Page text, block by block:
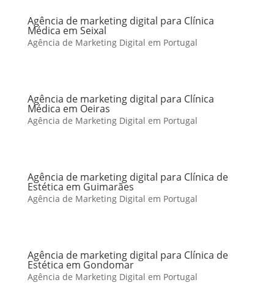
Agência de marketing digital para Clínica
Médica em Seixal
Agência de Marketing Digital em Portugal
Agência de marketing digital para Clínica
Médica em Oeiras
Agência de Marketing Digital em Portugal
Agência de marketing digital para Clínica de
Estética em Guimarães
Agência de Marketing Digital em Portugal
Agência de marketing digital para Clínica de
Estética em Gondomar
Agência de Marketing Digital em Portugal